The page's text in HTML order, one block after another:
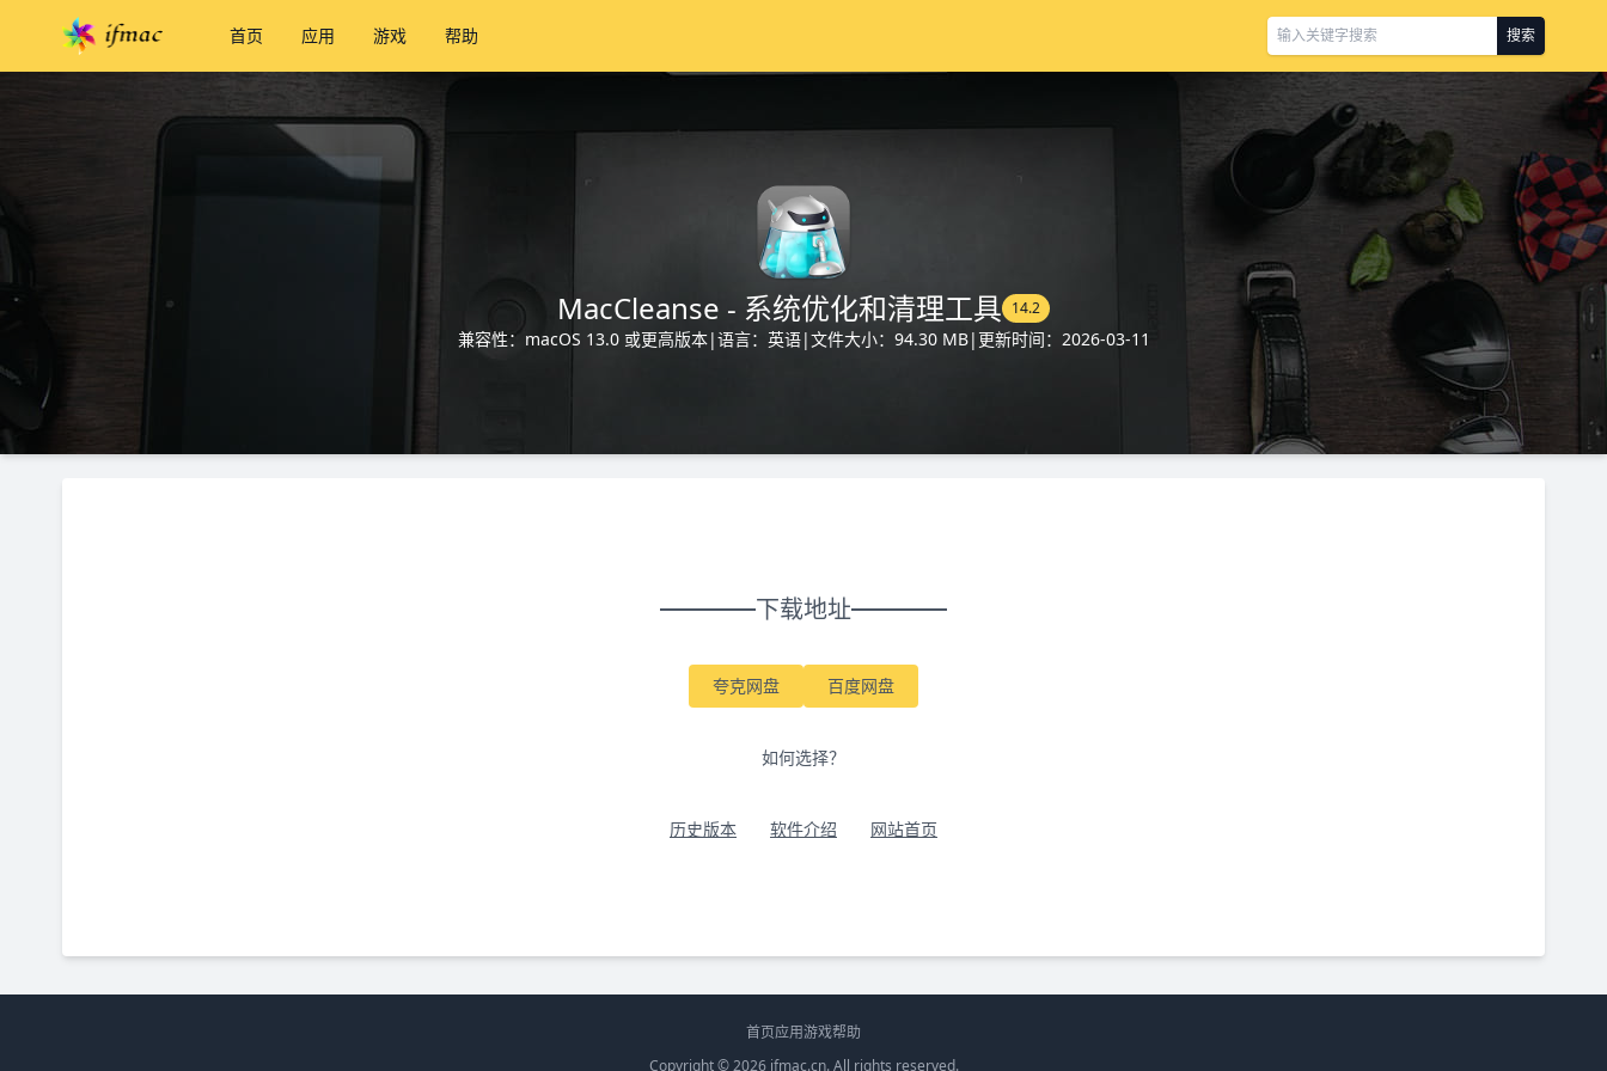
首页 应用 游戏 帮助 搜索
MacCleanse - 系统优化和清理工具 14.2
兼容性：macOS 13.0 或更高版本|语言：英语|文件大小：94.30 MB| 更新时间：2026-03-11
下载地址
夸克网盘 百度网盘
如何选择？
历史版本 软件介绍 网站首页
首页应用游戏帮助
Copyright © 2026 ifmac.cn. All rights reserved.